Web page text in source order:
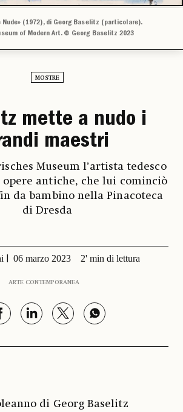
Nude» (1972), di Georg Baselitz (particolare).
of Modern Art. © Georg Baselitz 2023
MOSTRE
mette a nudo i
maestri
Museum l’artista tedesco
opere antiche, che lui cominciò
da bambino nella Pinacoteca
di Dresda
06 marzo 2023 2' min di lettura
ARTE CONTEMPORANEA
di Georg Baselitz